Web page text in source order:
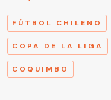
FÚTBOL CHILENO
COPA DE LA LIGA
COQUIMBO